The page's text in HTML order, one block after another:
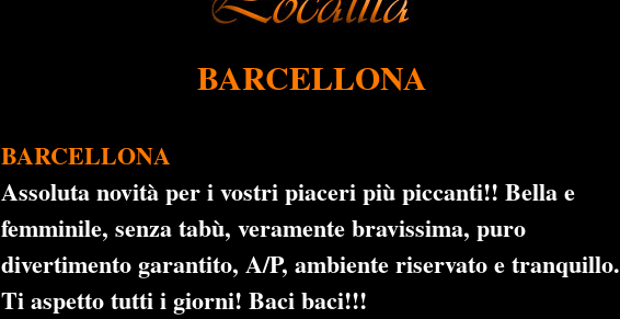
BARCELLONA
BARCELLONA
Assoluta novità per i vostri piaceri più piccanti!! Bella e
femminile, senza tabù, veramente bravissima, puro
divertimento garantito, A/P, ambiente riservato e tranquillo.
Ti aspetto tutti i giorni! Baci baci!!!